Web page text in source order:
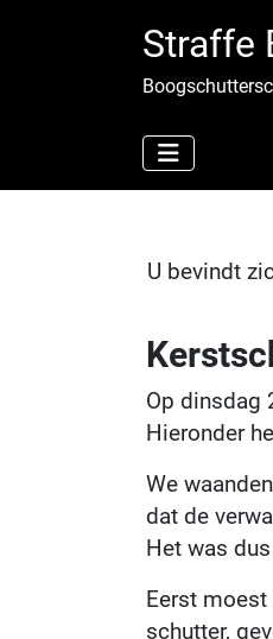
Straffe
U bevindt
Op dinsdag
Hieronder
We
dat de
Het was
Eerst
schutter,